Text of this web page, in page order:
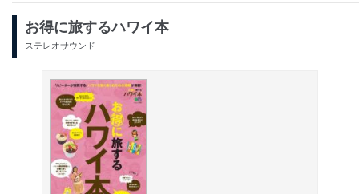
お得に旅するハワイ本
ステレオサウンド